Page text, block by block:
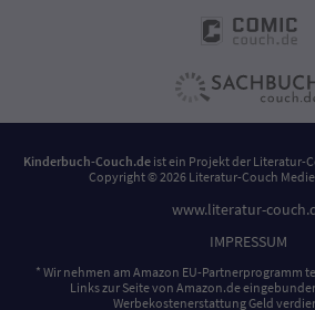
Kinderbuch-Couch.de ist ein Projekt der Literatur-
Copyright © 2026 Literatur-Couch
www.literatur-
IMPRESSUM
* Wir nehmen am Amazon EU-Partnerprogramm
Links zur Seite von Amazon.de
Werbekostenerstattung Geld